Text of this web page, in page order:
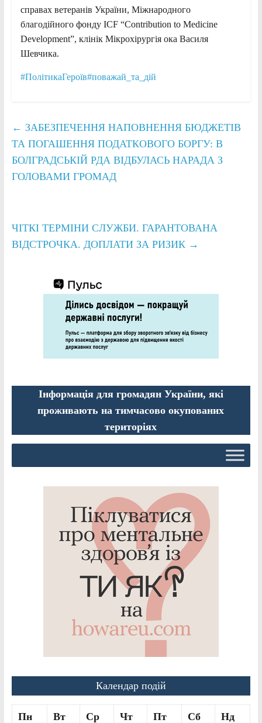
справах ветеранів України, Міжнародного
благодійного фонду ICF “Contribution to Medicine
Development”, клінік Мікрохірургія ока Василя
Шевчика.
#ПолітикаГероїв#поважай_та_дій
← ЗАБЕЗПЕЧЕННЯ НАПОВНЕННЯ БЮДЖЕТІВ
ТА ПОГАШЕННЯ ПОДАТКОВОГО БОРГУ: В
БОЛГРАДСЬКІЙ РДА ВІДБУЛАСЬ НАРАДА З
ГОЛОВАМИ ГРОМАД
ЧІТКІ ТЕРМІНИ СЛУЖБИ. ГАРАНТОВАНА
ВІДСТРОЧКА. ДОПЛАТИ ЗА РИЗИК →
Інформація для громадян України, які
проживають на тимчасово окупованих
територіях
Календар подій
Пн Вт Ср Чт Пт Сб Нд